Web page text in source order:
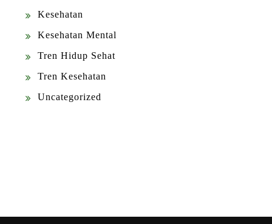
Kesehatan
Kesehatan Mental
Tren Hidup Sehat
Tren Kesehatan
Uncategorized